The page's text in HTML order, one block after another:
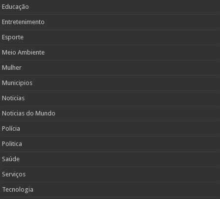
Educação
Entretenimento
Esporte
Meio Ambiente
Mulher
Municipios
Noticias
Noticias do Mundo
Polícia
Politica
Saúde
Serviços
Tecnologia